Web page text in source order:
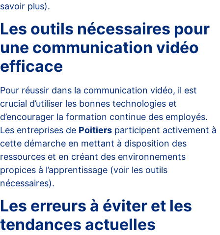
savoir plus).
Les outils nécessaires pour
une communication vidéo
efficace
Pour réussir dans la communication vidéo, il est
crucial d’utiliser les bonnes technologies et
d’encourager la formation continue des employés.
Les entreprises de Poitiers participent activement à
cette démarche en mettant à disposition des
ressources et en créant des environnements
propices à l’apprentissage (voir les outils
nécessaires).
Les erreurs à éviter et les
tendances actuelles